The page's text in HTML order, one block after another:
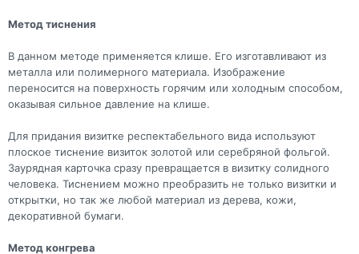
Метод тиснения
В данном методе применяется клише. Его изготавливают из
металла или полимерного материала. Изображение
переносится на поверхность горячим или холодным способом,
оказывая сильное давление на клише.
Для придания визитке респектабельного вида используют
плоское тиснение визиток золотой или серебряной фольгой.
Заурядная карточка сразу превращается в визитку солидного
человека. Тиснением можно преобразить не только визитки и
открытки, но так же любой материал из дерева, кожи,
декоративной бумаги.
Метод конгрева